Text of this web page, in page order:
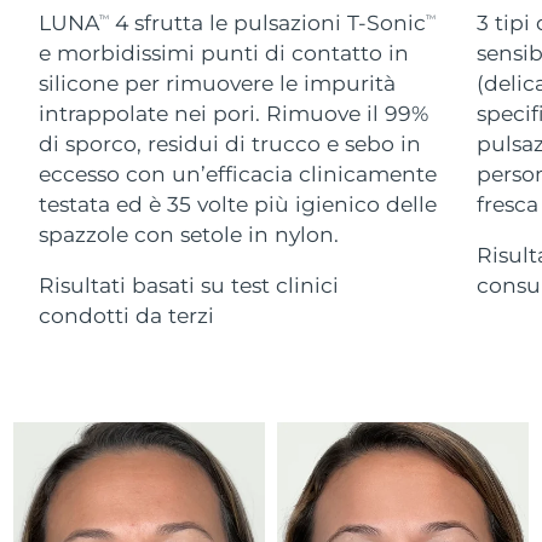
LUNATM 4 sfrutta le pulsazioni T-SonicTM
e morbidissimi punti di contatto in
silicone per rimuovere le impurità
intrappolate nei pori. Rimuove il 99%
di sporco, residui di trucco e sebo in
eccesso con un’efficacia clinicamente
testata ed è 35 volte più igienico delle
spazzole con setole in nylon.
Risultati basati su test clinici
condotti da terzi
3 tipi
For healthy hair
18% PAP
Cosmetici Uomini
Vedi tutto
APP FOREO
Israele Consegna stimata 8/14/26
Italia Consegna stimata 8/10/26
Giappone Consegna stimata 8/13/26
Jersey Consegna stimata 8/15/26
8/12/26
Kuwait
Libano Consegna stimata8/11/26
Lituania Consegna stimata 8/10/26